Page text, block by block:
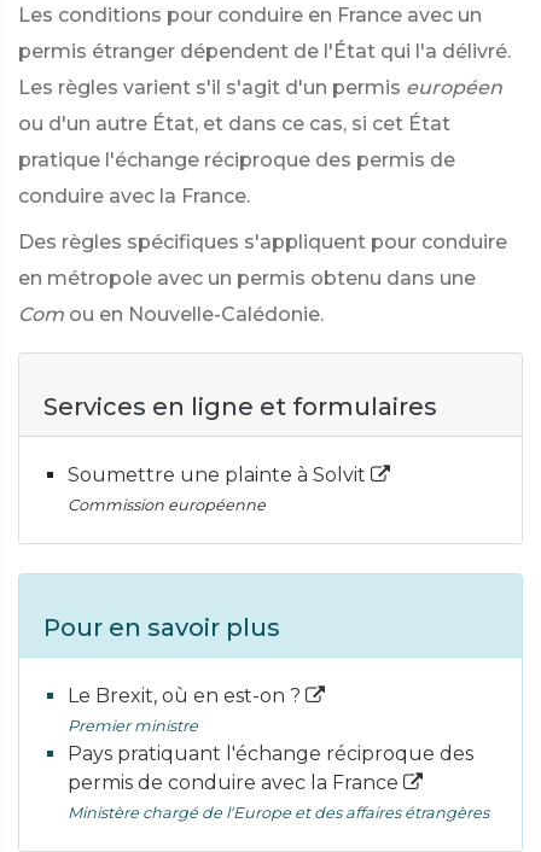
Les conditions pour conduire en France avec un
permis étranger dépendent de l'État qui l'a délivré.
Les règles varient s'il s'agit d'un permis européen
ou d'un autre État, et dans ce cas, si cet État
pratique l'échange réciproque des permis de
conduire avec la France.
Des règles spécifiques s'appliquent pour conduire
en métropole avec un permis obtenu dans une
Com ou en Nouvelle-Calédonie.
Services en ligne et formulaires
Soumettre une plainte à Solvit
Commission européenne
Pour en savoir plus
Le Brexit, où en est-on ?
Premier ministre
Pays pratiquant l'échange réciproque des
permis de conduire avec la France
Ministère chargé de l'Europe et des affaires étrangères